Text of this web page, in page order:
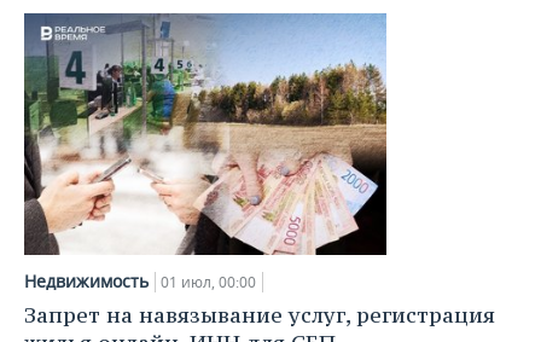
Недвижимость 01 июл, 00:00
Запрет на навязывание услуг, регистрация